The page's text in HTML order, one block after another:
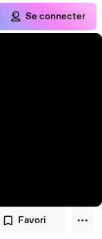
Se connecter
Favori